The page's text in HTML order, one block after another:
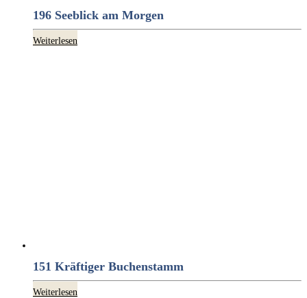
196 Seeblick am Morgen
Weiterlesen
151 Kräftiger Buchenstamm
Weiterlesen